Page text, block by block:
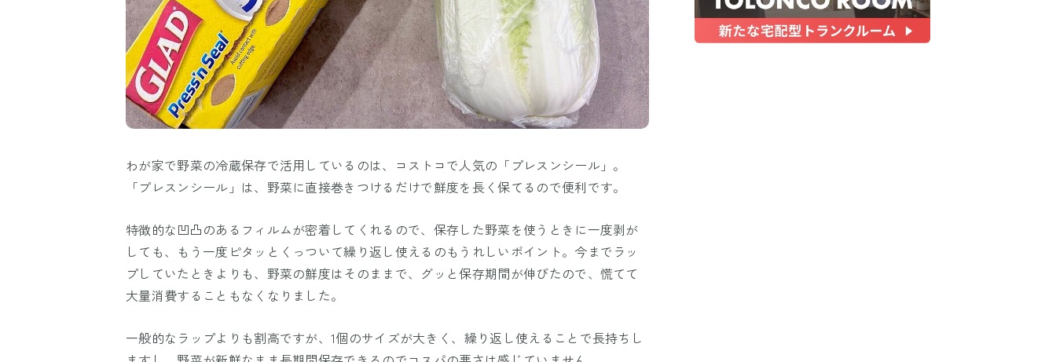
わが家で野菜の冷蔵保存で活用しているのは、コストコで人気の「プレスンシール」。
「プレスンシール」は、野菜に直接巻きつけるだけで鮮度を長く保てるので便利です。
特徴的な凹凸のあるフィルムが密着してくれるので、保存した野菜を使うときに一度剥が
しても、もう一度ピタッとくっついて繰り返し使えるのもうれしいポイント。今までラッ
プしていたときよりも、野菜の鮮度はそのままで、グッと保存期間が伸びたので、慌てて
大量消費することもなくなりました。
一般的なラップよりも割高ですが、1個のサイズが大きく、繰り返し使えることで長持ちし